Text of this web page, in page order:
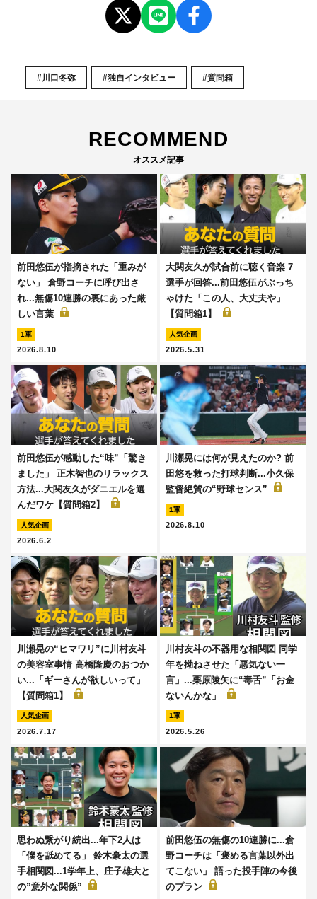
#川口冬弥 #独自インタビュー #質問箱
RECOMMEND
オススメ記事
前田悠伍が指摘された「重みが
ない」 倉野コーチに呼び出さ
れ...無傷10連勝の裏にあった厳
しい言葉
1軍
2026.8.10
大関友久が試合前に聴く音楽 7
選手が回答...前田悠伍がぶっち
ゃけた「この人、大丈夫や」
【質問箱1】
人気企画
2026.5.31
前田悠伍が感動した“味”「驚き
ました」 正木智也のリラックス
方法...大関友久がダニエルを選
んだワケ【質問箱2】
人気企画
2026.6.2
川瀬晃には何が見えたのか? 前
田悠を救った打球判断...小久保
監督絶賛の“野球センス”
1軍
2026.8.10
川瀬晃の“ヒマワリ”に川村友斗
の美容室事情 高橋隆慶のおつか
い...「ギーさんが欲しいって」
【質問箱1】
人気企画
2026.7.17
川村友斗の不器用な相関図 同学
年を拗ねさせた「悪気ない一
言」...栗原陵矢に“毒舌”「お金
ないんかな」
1軍
2026.5.26
思わぬ繋がり続出...年下2人は
「僕を舐めてる」 鈴木豪太の選
手相関図...1学年上、庄子雄大と
の”意外な関係”
前田悠伍の無傷の10連勝に...倉
野コーチは「褒める言葉以外出
てこない」 語った投手陣の今後
のプラン